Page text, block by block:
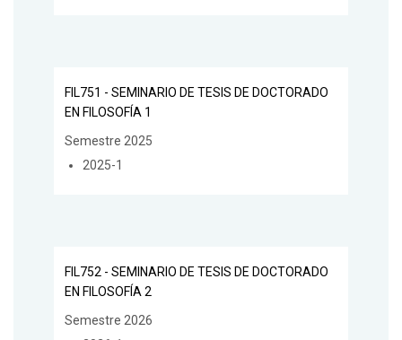
FIL751 - SEMINARIO DE TESIS DE DOCTORADO
EN FILOSOFÍA 1
Semestre 2025
2025-1
FIL752 - SEMINARIO DE TESIS DE DOCTORADO
EN FILOSOFÍA 2
Semestre 2026